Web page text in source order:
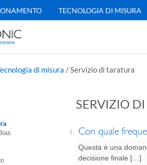
TECNOLOGIA DI MISURA
di misura /Servizio di taratura
SERVIZIO
Con quale
Questa è una
decisione finale […]